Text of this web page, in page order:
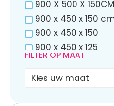
900 X 500 X 150CM
900 x 450 x 150
900 x 450 x 150
900 x 450 x 125
900 x 400 x 150
853x453
FILTER OP MAAT
Kies uw maat